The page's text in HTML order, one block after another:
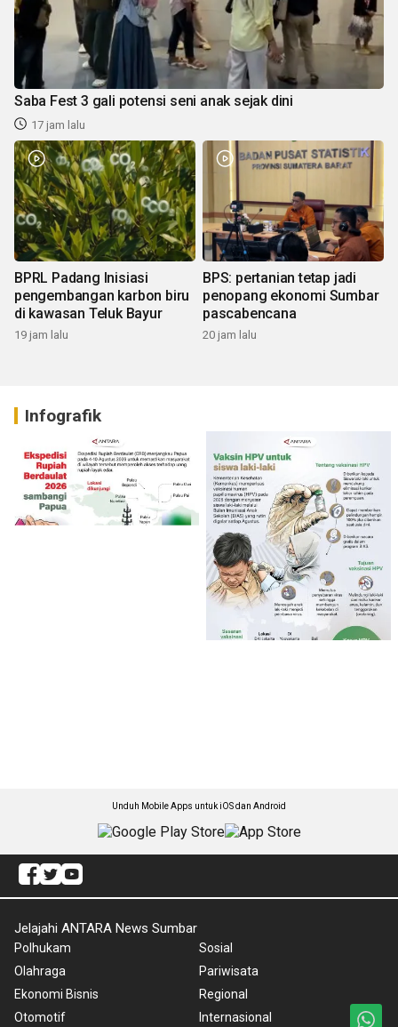
Saba Fest 3 gali potensi seni anak sejak dini
17 jam lalu
BPRL Padang Inisiasi
pengembangan karbon biru
di kawasan Teluk Bayur
19 jam lalu
BPS: pertanian tetap jadi
penopang ekonomi Sumbar
pascabencana
20 jam lalu
Infografik
Unduh Mobile Apps untuk iOS dan Android
Jelajahi ANTARA News Sumbar
Polhukam
Olahraga
Ekonomi Bisnis
Otomotif
Sosial
Pariwisata
Regional
Internasional